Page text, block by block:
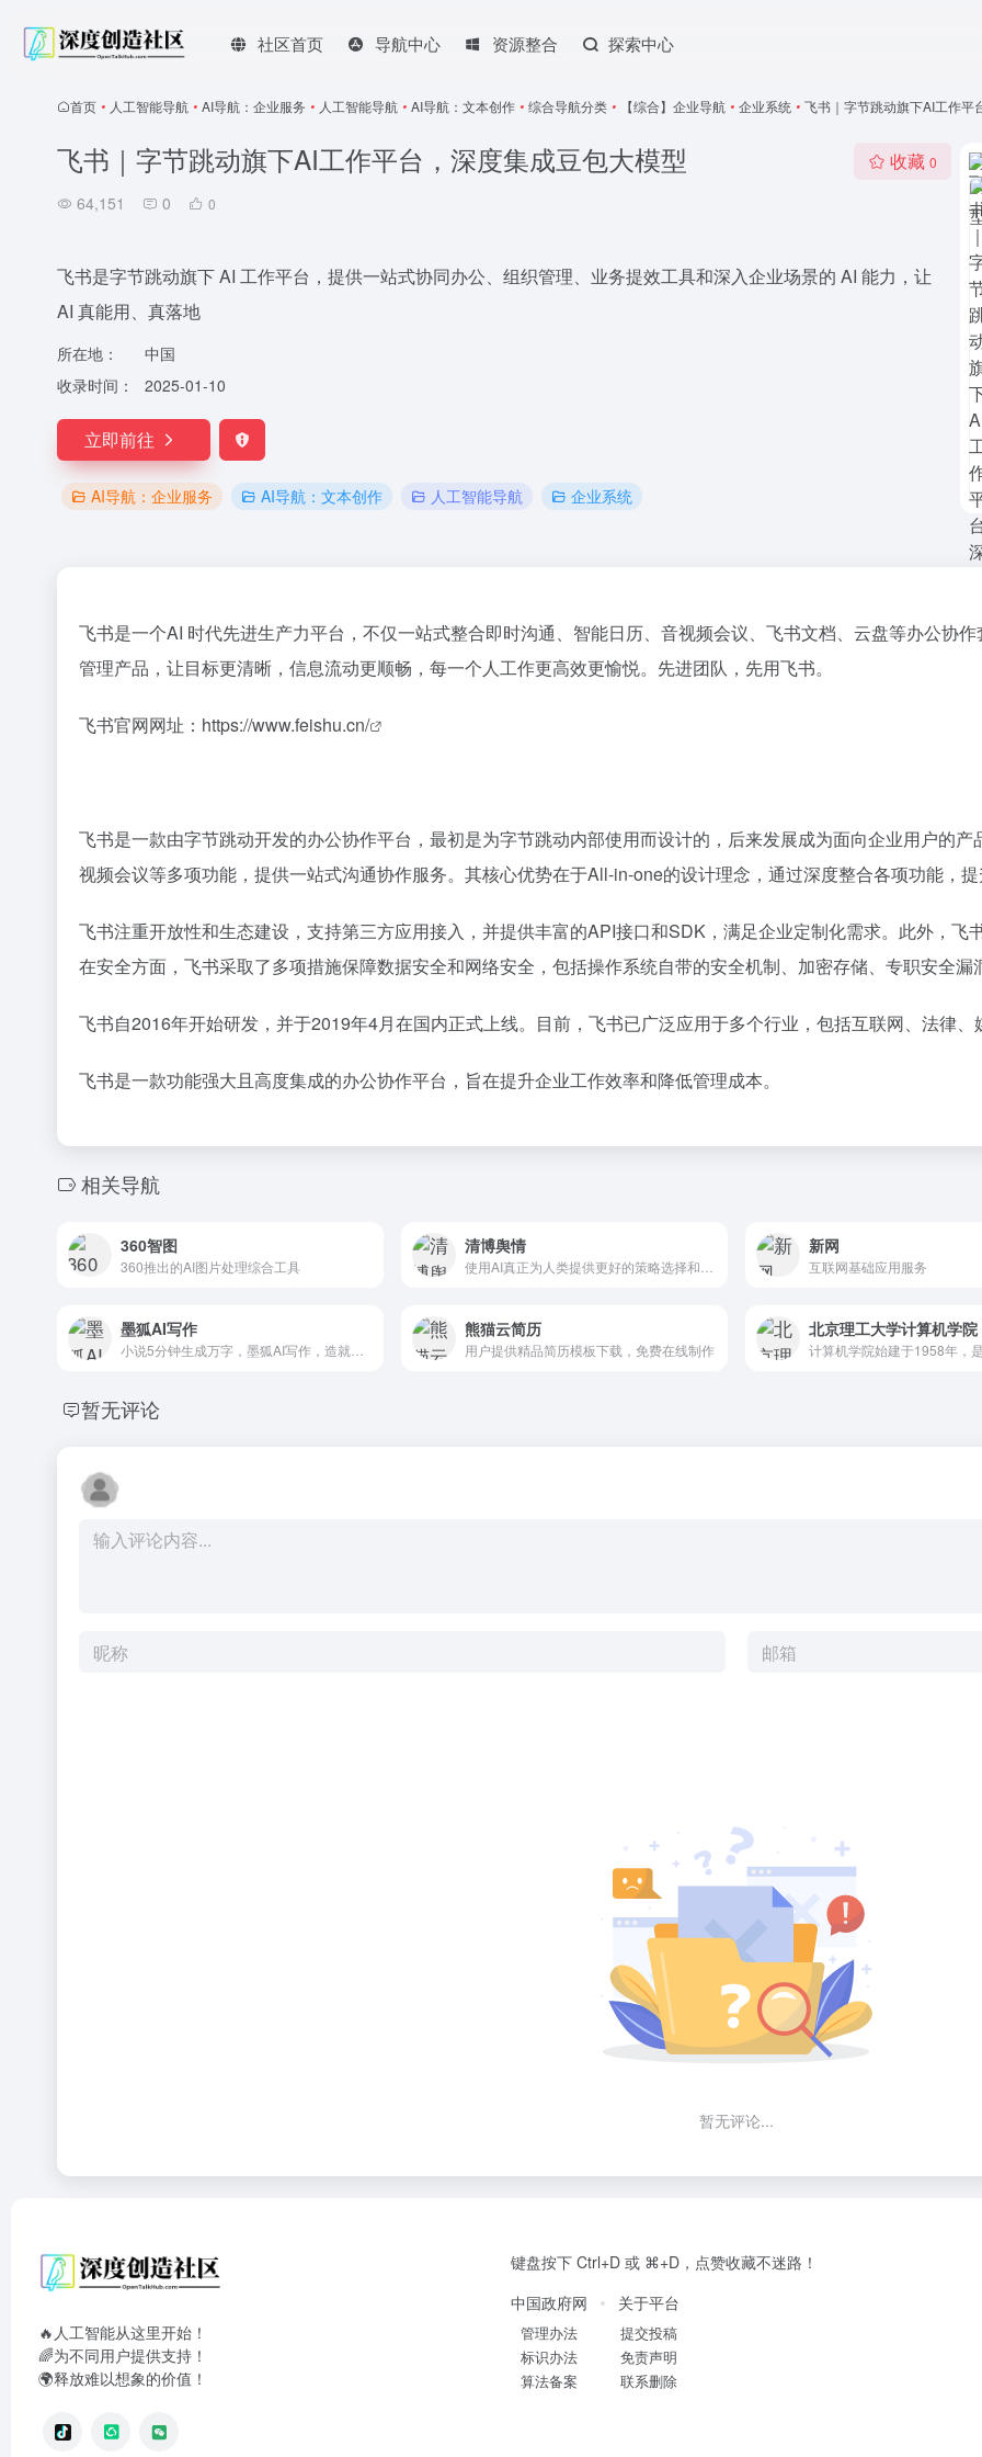
社区首页 导航中心 资源整合 探索中心
首页 • 人工智能导航 • AI导航：企业服务 • 人工智能导航 • AI导航：文本创作 • 综合导航分类 • 【综合】企业导航 • 企业系统 • 飞书｜字节跳动旗下AI工作平
飞书｜字节跳动旗下AI工作平台，深度集成豆包大模型
64,151 0 0
收藏 0
飞书是字节跳动旗下 AI 工作平台，提供一站式协同办公、组织管理、业务提效工具和深入企业场景的 AI 能力，让
AI 真能用、真落地
所在地：
中国
收录时间：
2025-01-10
立即前往
AI导航：企业服务 AI导航：文本创作 人工智能导航 企业系统
飞书是一个AI 时代先进生产力平台，不仅一站式整合即时沟通、智能日历、音视频会议、飞书文档、云盘等办公协
管理产品，让目标更清晰，信息流动更顺畅，每一个人工作更高效更愉悦。先进团队，先用飞书。
飞书官网网址： https://www.feishu.cn/
飞书是一款由字节跳动开发的办公协作平台，最初是为字节跳动内部使用而设计的，后来发展成为面向企业用户的
视频会议等多项功能，提供一站式沟通协作服务。其核心优势在于All-in-one的设计理念，通过深度整合各项功能，
飞书注重开放性和生态建设，支持第三方应用接入，并提供丰富的API接口和SDK，满足企业定制化需求。此外，
在安全方面，飞书采取了多项措施保障数据安全和网络安全，包括操作系统自带的安全机制、加密存储、专职安全漏
飞书自2016年开始研发，并于2019年4月在国内正式上线。目前，飞书已广泛应用于多个行业，包括互联网、法律、
飞书是一款功能强大且高度集成的办公协作平台，旨在提升企业工作效率和降低管理成本。
相关导航
360智图
360推出的AI图片处理综合工具
清博舆情 新网
互联网基础应用服务
墨狐AI写作 熊猫云简历
用户提供精品简历模板下载，免费在线制作
北京理工大学计算机学院
暂无评论
暂无评论...
🔥人工智能从这里开始！
🌈为不同用户提供支持！
🌍释放难以想象的价值！
键盘按下 Ctrl+D 或 ⌘+D，点赞收藏不迷路！
中国政府网
管理办法
标识办法
算法备案
关于平台
提交投稿
免责声明
联系删除